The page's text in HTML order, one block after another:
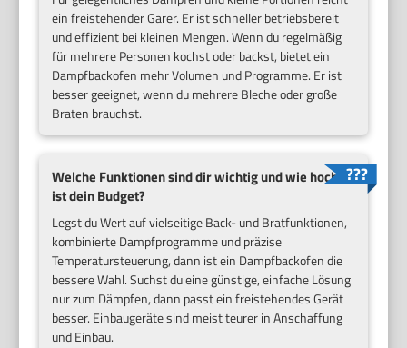
ein freistehender Garer. Er ist schneller betriebsbereit
und effizient bei kleinen Mengen. Wenn du regelmäßig
für mehrere Personen kochst oder backst, bietet ein
Dampfbackofen mehr Volumen und Programme. Er ist
besser geeignet, wenn du mehrere Bleche oder große
Braten brauchst.
Welche Funktionen sind dir wichtig und wie hoch
ist dein Budget?
Legst du Wert auf vielseitige Back- und Bratfunktionen,
kombinierte Dampfprogramme und präzise
Temperatursteuerung, dann ist ein Dampfbackofen die
bessere Wahl. Suchst du eine günstige, einfache Lösung
nur zum Dämpfen, dann passt ein freistehendes Gerät
besser. Einbaugeräte sind meist teurer in Anschaffung
und Einbau.